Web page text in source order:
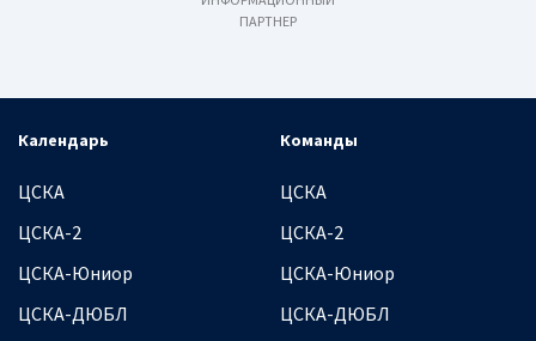
ПАРТНЕР
Календарь
ЦСКА
ЦСКА-2
ЦСКА-Юниор
ЦСКА-ДЮБЛ
Команды
ЦСКА
ЦСКА-2
ЦСКА-Юниор
ЦСКА-ДЮБЛ